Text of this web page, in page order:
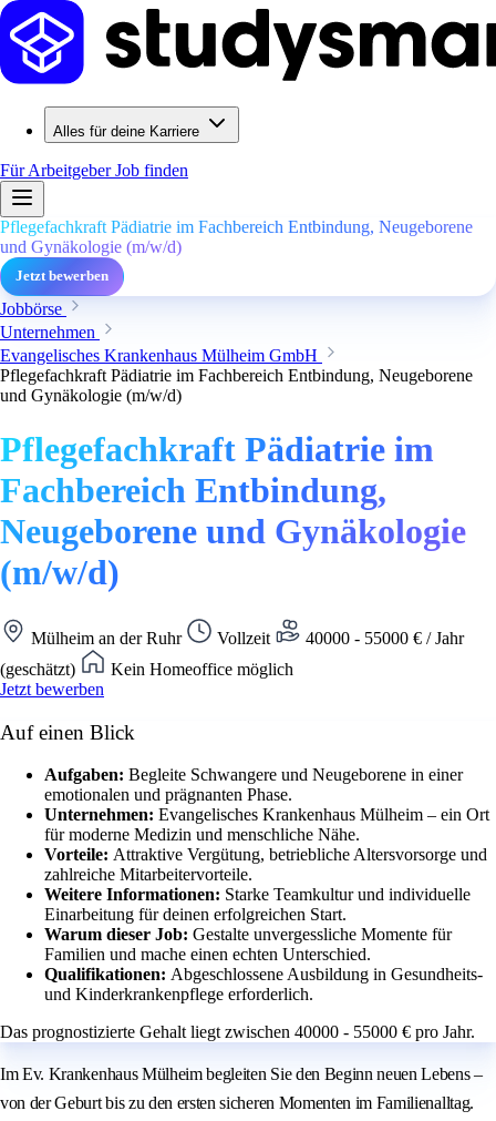
Alles für deine Karriere
Für ArbeitgeberJob finden
Pflegefachkraft Pädiatrie im Fachbereich Entbindung, Neugeborene
und Gynäkologie (m/w/d)
Jetzt bewerben
Jobbörse
Unternehmen
Evangelisches Krankenhaus Mülheim GmbH
Pflegefachkraft Pädiatrie im Fachbereich Entbindung, Neugeborene
und Gynäkologie (m/w/d)
Pflegefachkraft Pädiatrie im
Fachbereich Entbindung,
Neugeborene und Gynäkologie
(m/w/d)
Mülheim an der Ruhr Vollzeit
40000 - 55000 € / Jahr
(geschätzt)
Kein Homeoffice möglich
Jetzt bewerben
Auf einen Blick
Aufgaben: Begleite Schwangere und Neugeborene in einer
emotionalen und prägnanten Phase.
Unternehmen: Evangelisches Krankenhaus Mülheim – ein Ort
für moderne Medizin und menschliche Nähe.
Vorteile: Attraktive Vergütung, betriebliche Altersvorsorge und
zahlreiche Mitarbeitervorteile.
Weitere Informationen: Starke Teamkultur und individuelle
Einarbeitung für deinen erfolgreichen Start.
Warum dieser Job: Gestalte unvergessliche Momente für
Familien und mache einen echten Unterschied.
Qualifikationen: Abgeschlossene Ausbildung in Gesundheits-
und Kinderkrankenpflege erforderlich.
Das prognostizierte Gehalt liegt zwischen 40000 - 55000 € pro Jahr.
Im Ev. Krankenhaus Mülheim begleiten Sie den Beginn neuen Lebens –
von der Geburt bis zu den ersten sicheren Momenten im Familienalltag.